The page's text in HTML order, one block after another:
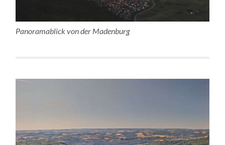
Panoramablick von der Madenburg